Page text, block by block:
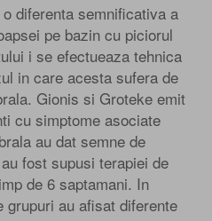
diferenta semnificativa a
pe bazin cu piciorul
i se efectueaza tehnica
in care acesta sufera de
Gionis si Groteke emit
cu simptome asociate
au dat semne de
fost supusi terapiei de
de 6 saptamani. In
au afisat diferente